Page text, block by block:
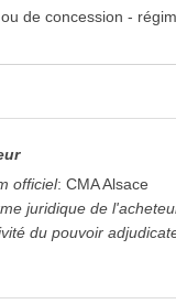
de concession -
officiel:CMA Alsace
juridique de
du pouvoir